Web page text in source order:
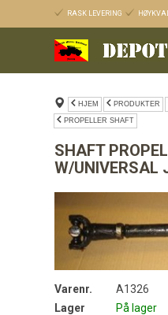
RASK LEVERING
HJEM PRODUKTER
PROPELLER SHAFT
SHAFT
W/UNIVERSAL
Varenr.
A1326
Lager
På lager